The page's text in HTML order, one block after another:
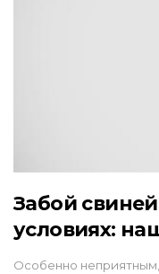
Забой
условиях:
Особенно